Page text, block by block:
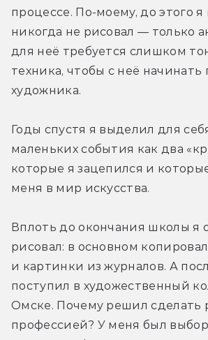
процессе. По-моему, до этого
никогда не рисовал — только
для неё требуется слишком
техника, чтобы с неё начинать
художника.
Годы спустя я выделил для
маленьких события как два
которые я зацепился и
меня в мир искусства.
Вплоть до окончания школы я
рисовал: в основном
и картинки из журналов. А
поступил в художественный
Омске. Почему решил сделать
профессией? У меня был